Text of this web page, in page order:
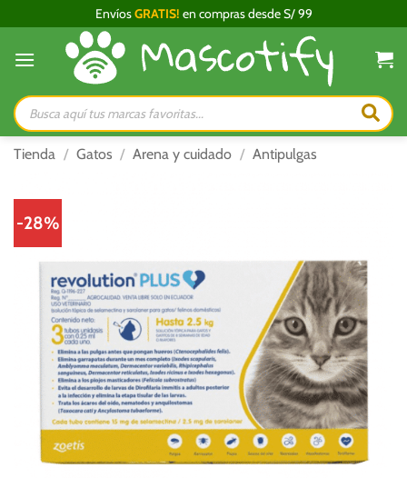
al
contenido
EnvíosGRATIS! en compras desde S/ 99
Búsqueda
de
productos
Tienda / Gatos / Arena y cuidado / Antipulgas
-28%